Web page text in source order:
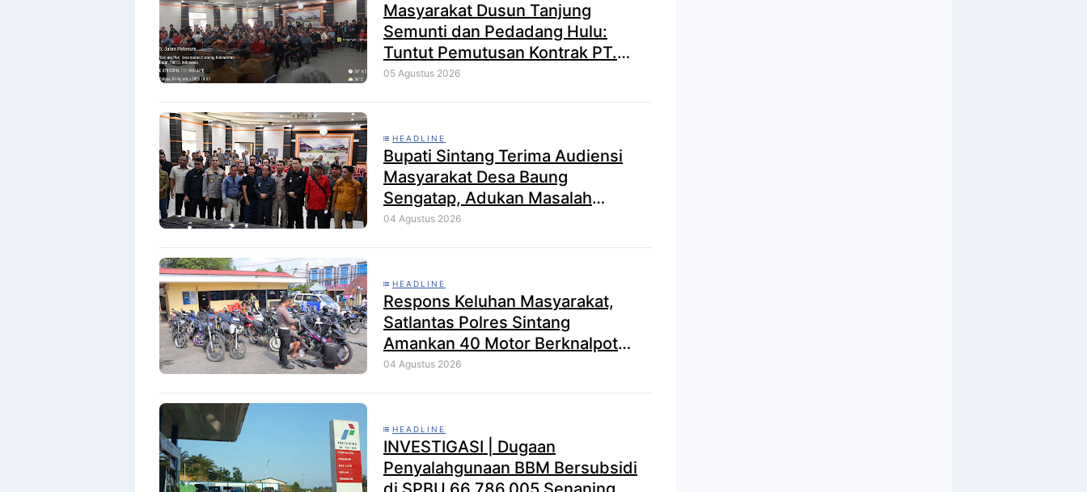
Masyarakat Dusun Tanjung
Semunti dan Pedadang Hulu:
Tuntut Pemutusan Kontrak PT.
Satya Nusa Indah Perkasa
05 Agustus 2026
HEADLINE
Bupati Sintang Terima Audiensi
Masyarakat Desa Baung
Sengatap, Adukan Masalah
Dengan Investor Perkebunan
04 Agustus 2026
HEADLINE
Respons Keluhan Masyarakat,
Satlantas Polres Sintang
Amankan 40 Motor Berknalpot
Brong dalam Strong Point Pagi
04 Agustus 2026
HEADLINE
INVESTIGASI | Dugaan
Penyalahgunaan BBM Bersubsidi